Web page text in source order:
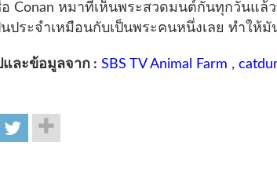
Conan หมาที่เห็นพระสวดมนต์กันทุกวันแล้
ประจำเหมือนกับเป็นพระคนหนึ่งเลย ทำให้มั
ละข้อมูลจาก : SBS TV Animal Farm ,